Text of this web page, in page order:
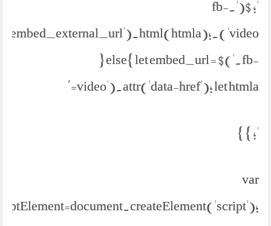
'; $('.fb-
} else{ let embed_url = $('.fb-
video').attr('data-href'); let htmla="
'; } }
var